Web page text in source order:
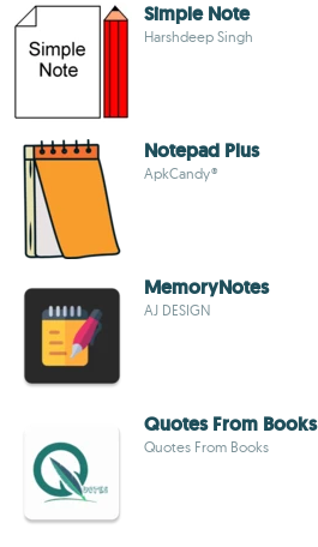
Simple Note
Harshdeep Singh
Notepad Plus
ApkCandy®
MemoryNotes
AJ DESIGN
Quotes From Books
Quotes From Books